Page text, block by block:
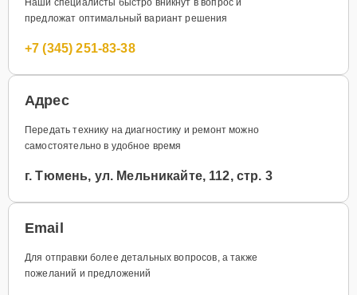
предложат оптимальный вариант решения
+7 (345) 251-83-38
Адрес
Передать технику на диагностику и ремонт можно
самостоятельно в удобное время
г. Тюмень, ул. Мельникайте, 112, стр. 3
Email
Для отправки более детальных вопросов, а также
пожеланий и предложений